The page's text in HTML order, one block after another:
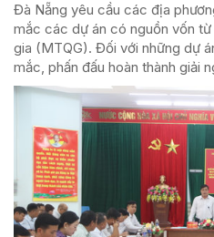
Đà Nẵng yêu cầu các địa
mắc các dự án có nguồn vốn
gia (MTQG). Đối với những dự
mắc, phấn đấu hoàn thành giải